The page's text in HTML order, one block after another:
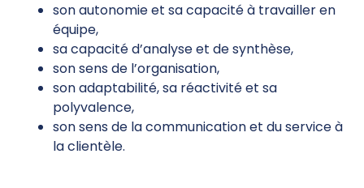
son autonomie et sa capacité à travailler en
équipe,
sa capacité d’analyse et de synthèse,
son sens de l’organisation,
son adaptabilité, sa réactivité et sa
polyvalence,
son sens de la communication et du service à
la clientèle.